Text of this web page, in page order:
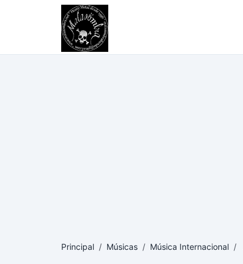
Principal / Músicas / Música Internacional /